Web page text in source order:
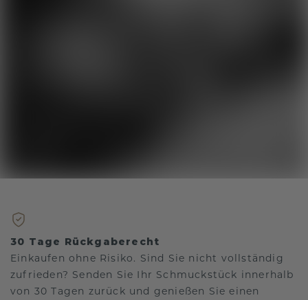
30 Tage Rückgaberecht
Einkaufen ohne Risiko. Sind Sie nicht vollständig
zufrieden? Senden Sie Ihr Schmuckstück innerhalb
von 30 Tagen zurück und genießen Sie einen